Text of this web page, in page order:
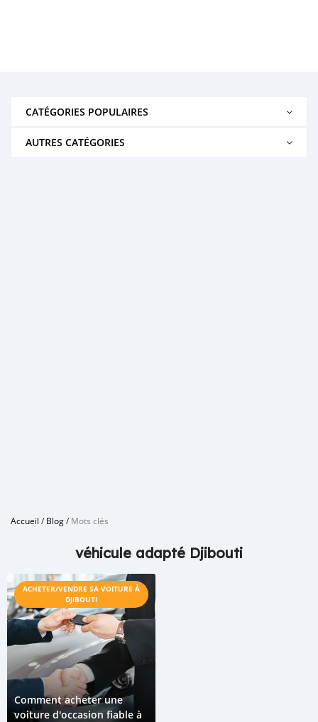
CATÉGORIES POPULAIRES
AUTRES CATÉGORIES
Accueil /Blog/Mots clés
véhicule adapté Djibouti
ACHETER/VENDRE SA VOITURE À
DJIBOUTI
Comment acheter une
voiture d'occasion fiable à